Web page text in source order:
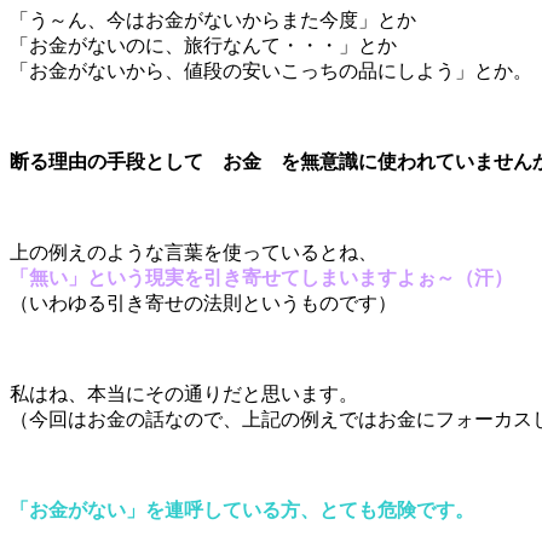
「う～ん、今はお金がないからまた今度」とか
「お金がないのに、旅行なんて・・・」とか
「お金がないから、値段の安いこっちの品にしよう」とか。
断る理由の手段として お金 を無意識に使われていません
上の例えのような言葉を使っているとね、
「無い」という現実を引き寄せてしまいますよぉ～（汗）
（いわゆる引き寄せの法則というものです）
私はね、本当にその通りだと思います。
（今回はお金の話なので、上記の例えではお金にフォーカス
「お金がない」を連呼している方、とても危険です。